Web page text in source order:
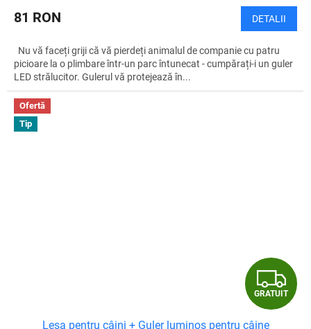
81 RON DETALII
Nu vă faceți griji că vă pierdeți animalul de companie cu patru
picioare la o plimbare într-un parc întunecat - cumpărați-i un guler
LED strălucitor. Gulerul vă protejează în...
Ofertă
Tip
G
R
GRATUIT
Lesa pentru câini + Guler luminos pentru câine